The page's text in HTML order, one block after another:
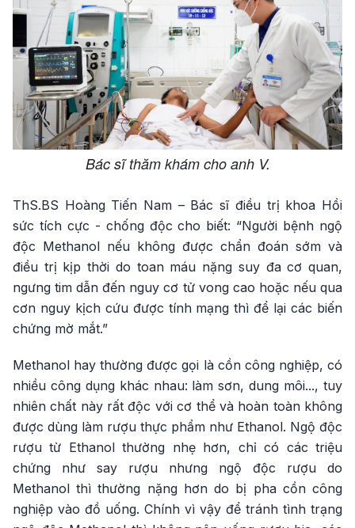
Bác sĩ thăm khám cho anh V.
ThS.BS Hoàng Tiến Nam – Bác sĩ điều trị khoa Hồi
sức tích cực - chống độc cho biết: “Người bệnh ngộ
độc Methanol nếu không được chẩn đoán sớm và
điều trị kịp thời do toan máu nặng suy đa cơ quan,
ngưng tim dẫn đến nguy cơ tử vong cao hoặc nếu qua
cơn nguy kịch cứu được tính mạng thì để lại các biến
chứng mờ mắt.”
Methanol hay thường được gọi là cồn công nghiệp, có
nhiều công dụng khác nhau: làm sơn, dung môi..., tuy
nhiên chất này rất độc với cơ thể và hoàn toàn không
được dùng làm rượu thực phẩm như Ethanol. Ngộ độc
rượu từ Ethanol thường nhẹ hơn, chỉ có các triệu
chứng như say rượu nhưng ngộ độc rượu do
Methanol thì thường nặng hơn do bị pha cồn công
nghiệp vào đồ uống. Chính vì vậy để tránh tình trạng